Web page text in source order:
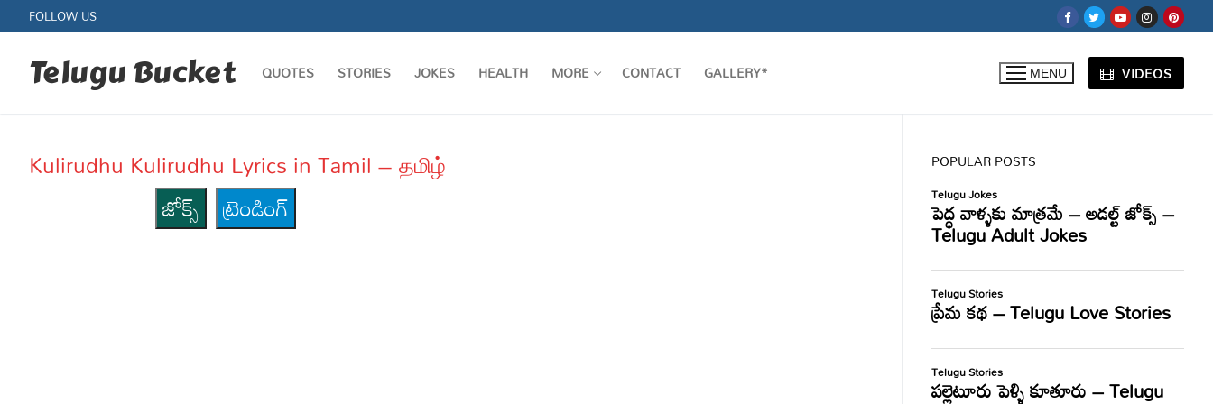
to
content
FOLLOW US
Telugu Bucket QUOTES STORIES JOKES HEALTH MORE CONTACT GALLERY* MENU VIDEOS
Kulirudhu Kulirudhu Lyrics in Tamil – தமிழ்
జోక్స్
ట్రెండింగ్
POPULAR POSTS